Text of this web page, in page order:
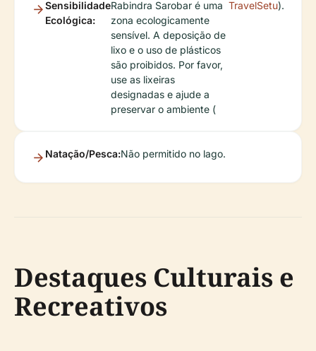
Sensibilidade
Ecológica:
Rabindra Sarobar é uma
zona ecologicamente
sensível. A deposição de
lixo e o uso de plásticos
são proibidos. Por favor,
use as lixeiras
designadas e ajude a
preservar o ambiente (
TravelSetu).
Natação/Pesca:Não permitido no lago.
Destaques Culturais e
Recreativos